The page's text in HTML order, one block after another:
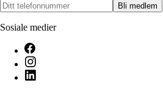
Bli medlem
Sosiale medier